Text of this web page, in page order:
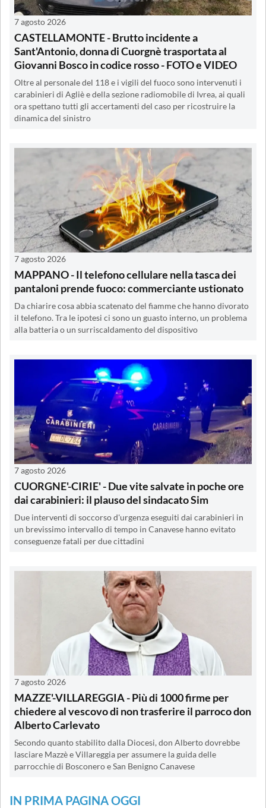
7 agosto 2026
CASTELLAMONTE - Brutto incidente a
Sant'Antonio, donna di Cuorgnè trasportata al
Giovanni Bosco in codice rosso - FOTO e VIDEO
Oltre al personale del 118 e i vigili del fuoco sono intervenuti i
carabinieri di Agliè e della sezione radiomobile di Ivrea, ai quali
ora spettano tutti gli accertamenti del caso per ricostruire la
dinamica del sinistro
7 agosto 2026
MAPPANO - Il telefono cellulare nella tasca dei
pantaloni prende fuoco: commerciante ustionato
Da chiarire cosa abbia scatenato del fiamme che hanno divorato
il telefono. Tra le ipotesi ci sono un guasto interno, un problema
alla batteria o un surriscaldamento del dispositivo
7 agosto 2026
CUORGNE'-CIRIE' - Due vite salvate in poche ore
dai carabinieri: il plauso del sindacato Sim
Due interventi di soccorso d'urgenza eseguiti dai carabinieri in
un brevissimo intervallo di tempo in Canavese hanno evitato
conseguenze fatali per due cittadini
7 agosto 2026
MAZZE'-VILLAREGGIA - Più di 1000 firme per
chiedere al vescovo di non trasferire il parroco don
Alberto Carlevato
Secondo quanto stabilito dalla Diocesi, don Alberto dovrebbe
lasciare Mazzè e Villareggia per assumere la guida delle
parrocchie di Bosconero e San Benigno Canavese
IN PRIMA PAGINA OGGI